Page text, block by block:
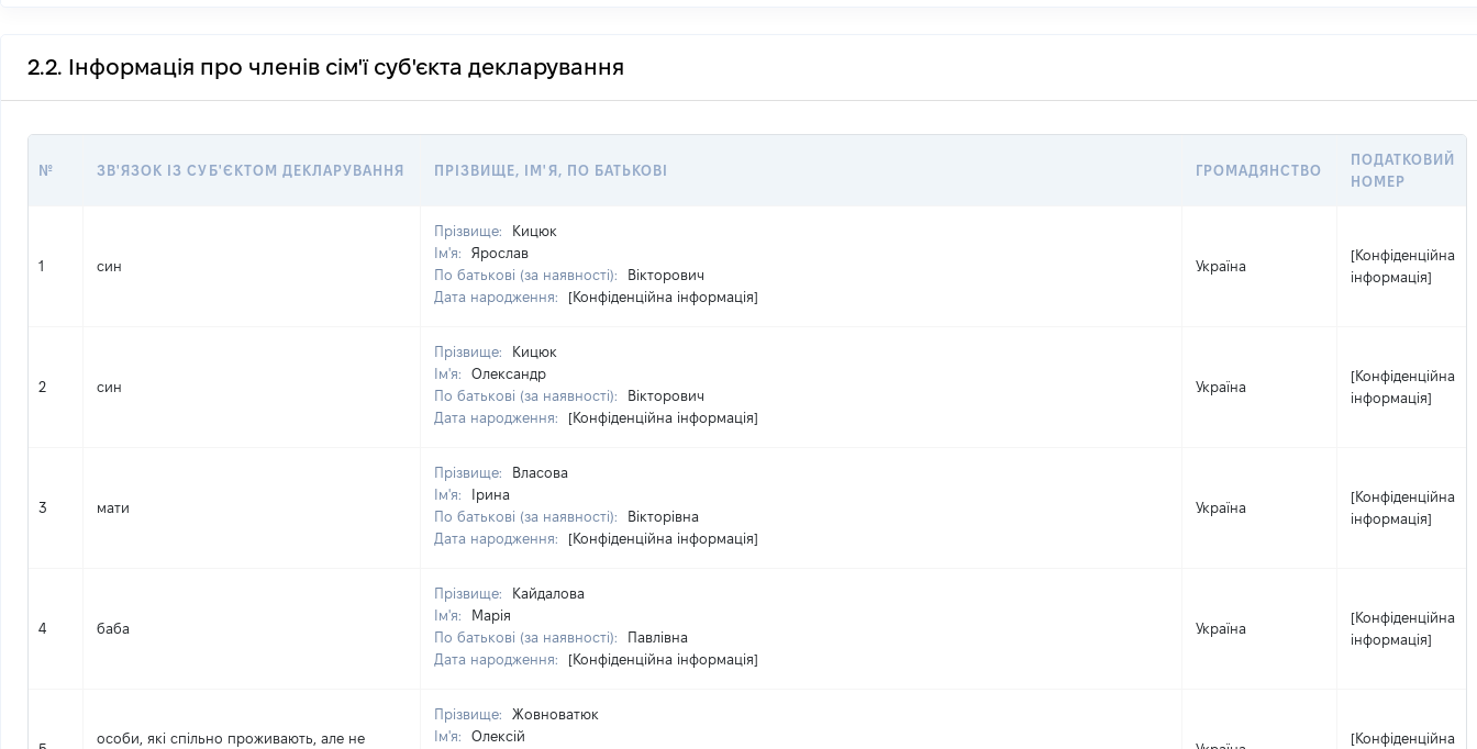
2.2. Інформація про членів сім'ї суб'єкта декларування
№ ЗВ'ЯЗОК ІЗ СУБ'ЄКТОМ ДЕКЛАРУВАННЯ ПРІЗВИЩЕ, ІМ'Я, ПО БАТЬКОВІ ГРОМАДЯНСТВО
ПОДАТКОВИЙ
НОМЕР
1 син
Прізвище:
Кицюк
Ім'я:
Ярослав
По батькові (за наявності):
Вікторович
Дата народження:
[Конфіденційна інформація]
Україна
[Конфіденційна
інформація]
2 син
Прізвище:
Кицюк
Ім'я:
Олександр
По батькові (за наявності):
Вікторович
Дата народження:
[Конфіденційна інформація]
Україна
[Конфіденційна
інформація]
3 мати
Прізвище:
Власова
Ім'я:
Ірина
По батькові (за наявності):
Вікторівна
Дата народження:
[Конфіденційна інформація]
Україна
[Конфіденційна
інформація]
4 баба
Прізвище:
Кайдалова
Ім'я:
Марія
По батькові (за наявності):
Павлівна
Дата народження:
[Конфіденційна інформація]
Україна
[Конфіденційна
інформація]
особи, які спільно проживають, але не
Прізвище:
Жовноватюк
Ім'я:
Олексій
[Конфіденційна